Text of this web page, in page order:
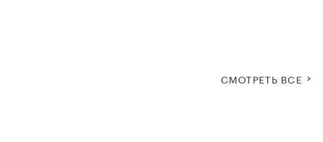
СМОТРЕТЬ ВСЕ